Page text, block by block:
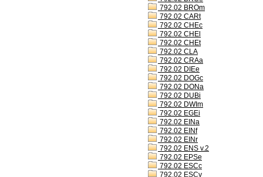
792.02 BROm
792.02 CARt
792.02 CHEc
792.02 CHEl
792.02 CHEt
792.02 CLA
792.02 CRAa
792.02 DIEe
792.02 DOGc
792.02 DONa
792.02 DUBi
792.02 DWIm
792.02 EGEi
792.02 EINa
792.02 EINf
792.02 EINr
792.02 ENS v.2
792.02 EPSe
792.02 ESCc
792.02 ESCv